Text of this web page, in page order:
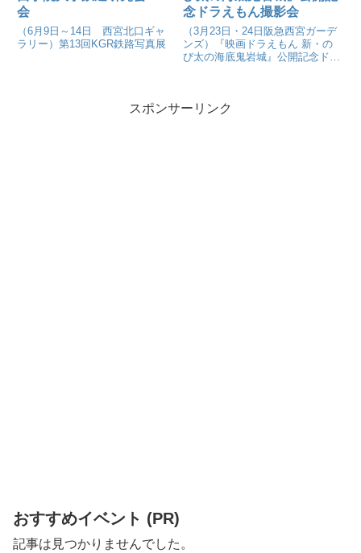
会
（6月9日～14日 西宮北口ギャ
ラリー）第13回KGR鉄路写真展
念ドラえもん撮影会
（3月23日・24日阪急西宮ガーデ
ンズ）『映画ドラえもん 新・の
び太の海底鬼岩城』公開記念ドラ
スポンサーリンク
おすすめイベント (PR)
記事は見つかりませんでした。